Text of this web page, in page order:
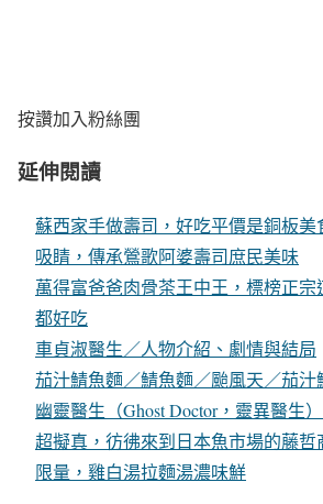
按讚加入粉絲團
延伸閱讀
蘇西家手做壽司，好吃平價是銅板
吸睛，傳承鶯歌阿婆壽司庶民美味
萬得富爸爸肉骨茶王中王，標榜正
都好吃
車貞淑醫生／人物介紹、劇情與結局
茄汁鯖魚麵／鯖魚麵／颱風天／茄
幽靈醫生（Ghost Doctor，靈異醫生
超擬真，彷彿來到日本魚市場的藤哲
限量，雞白湯拉麵湯濃味鮮